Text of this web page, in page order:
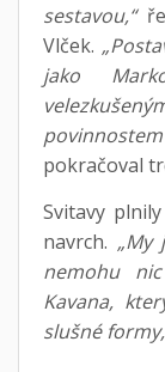
sestavou,“
Vlček.
jako
pokračoval
Svitavy
navrch. „My
nemohu
Kavana,
slušné